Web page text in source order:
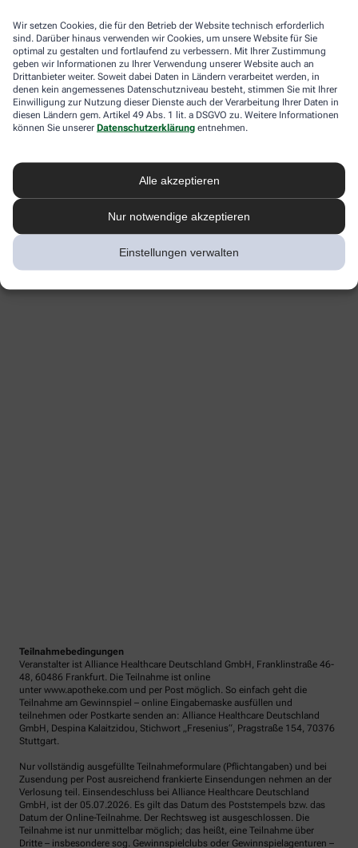
Wir setzen Cookies, die für den Betrieb der Website technisch erforderlich
sind. Darüber hinaus verwenden wir Cookies, um unsere Website für Sie
optimal zu gestalten und fortlaufend zu verbessern. Mit Ihrer Zustimmung
geben wir Informationen zu Ihrer Verwendung unserer Website auch an
Drittanbieter weiter. Soweit dabei Daten in Ländern verarbeitet werden, in
denen kein angemessenes Datenschutzniveau besteht, stimmen Sie mit Ihrer
Einwilligung zur Nutzung dieser Dienste auch der Verarbeitung Ihrer Daten in
diesen Ländern gem. Artikel 49 Abs. 1 lit. a DSGVO zu. Weitere Informationen
können Sie unserer Datenschutzerklärung entnehmen.
Alle akzeptieren
Nur notwendige akzeptieren
Einstellungen verwalten
Teilnahmebedingungen
Veranstalter ist Alliance Healthcare Deutschland GmbH, Franklinstraße 46-
48, 60486 Frankfurt. Die Teilnahme ist online
unter www.apotheke.com und per Post möglich. So einfach geht die
Teilnahme am Gewinnspiel – online Eingabemaske ausfüllen und
teilnehmen oder Postkarte senden an: Alliance Healthcare Deutschland
GmbH, Despina Kalaitzidou, Stichwort „Fresenius“, Pragstraße 154, 70376
Stuttgart.
Nur vollständig ausgefüllte Teilnahmeformulare (Pflichtangaben) und bei
Zusendung per Post ausreichend frankierte Einsendungen nehmen an der
Verlosung teil. Einsendeschluss bei Alliance Healthcare Deutschland
GmbH, ist der 05.07.2026. Es gilt das Datum des Poststempels bzw. das
Datum der Online-Teilnahme. Der Rechtsweg ist ausgeschlossen. Die
Teilnahme ist nur unmittelbar möglich; das heißt, eine Teilnahme über
Dritte – insbesondere sog. Gewinnspielclubs oder Gewinnspielagenturen –